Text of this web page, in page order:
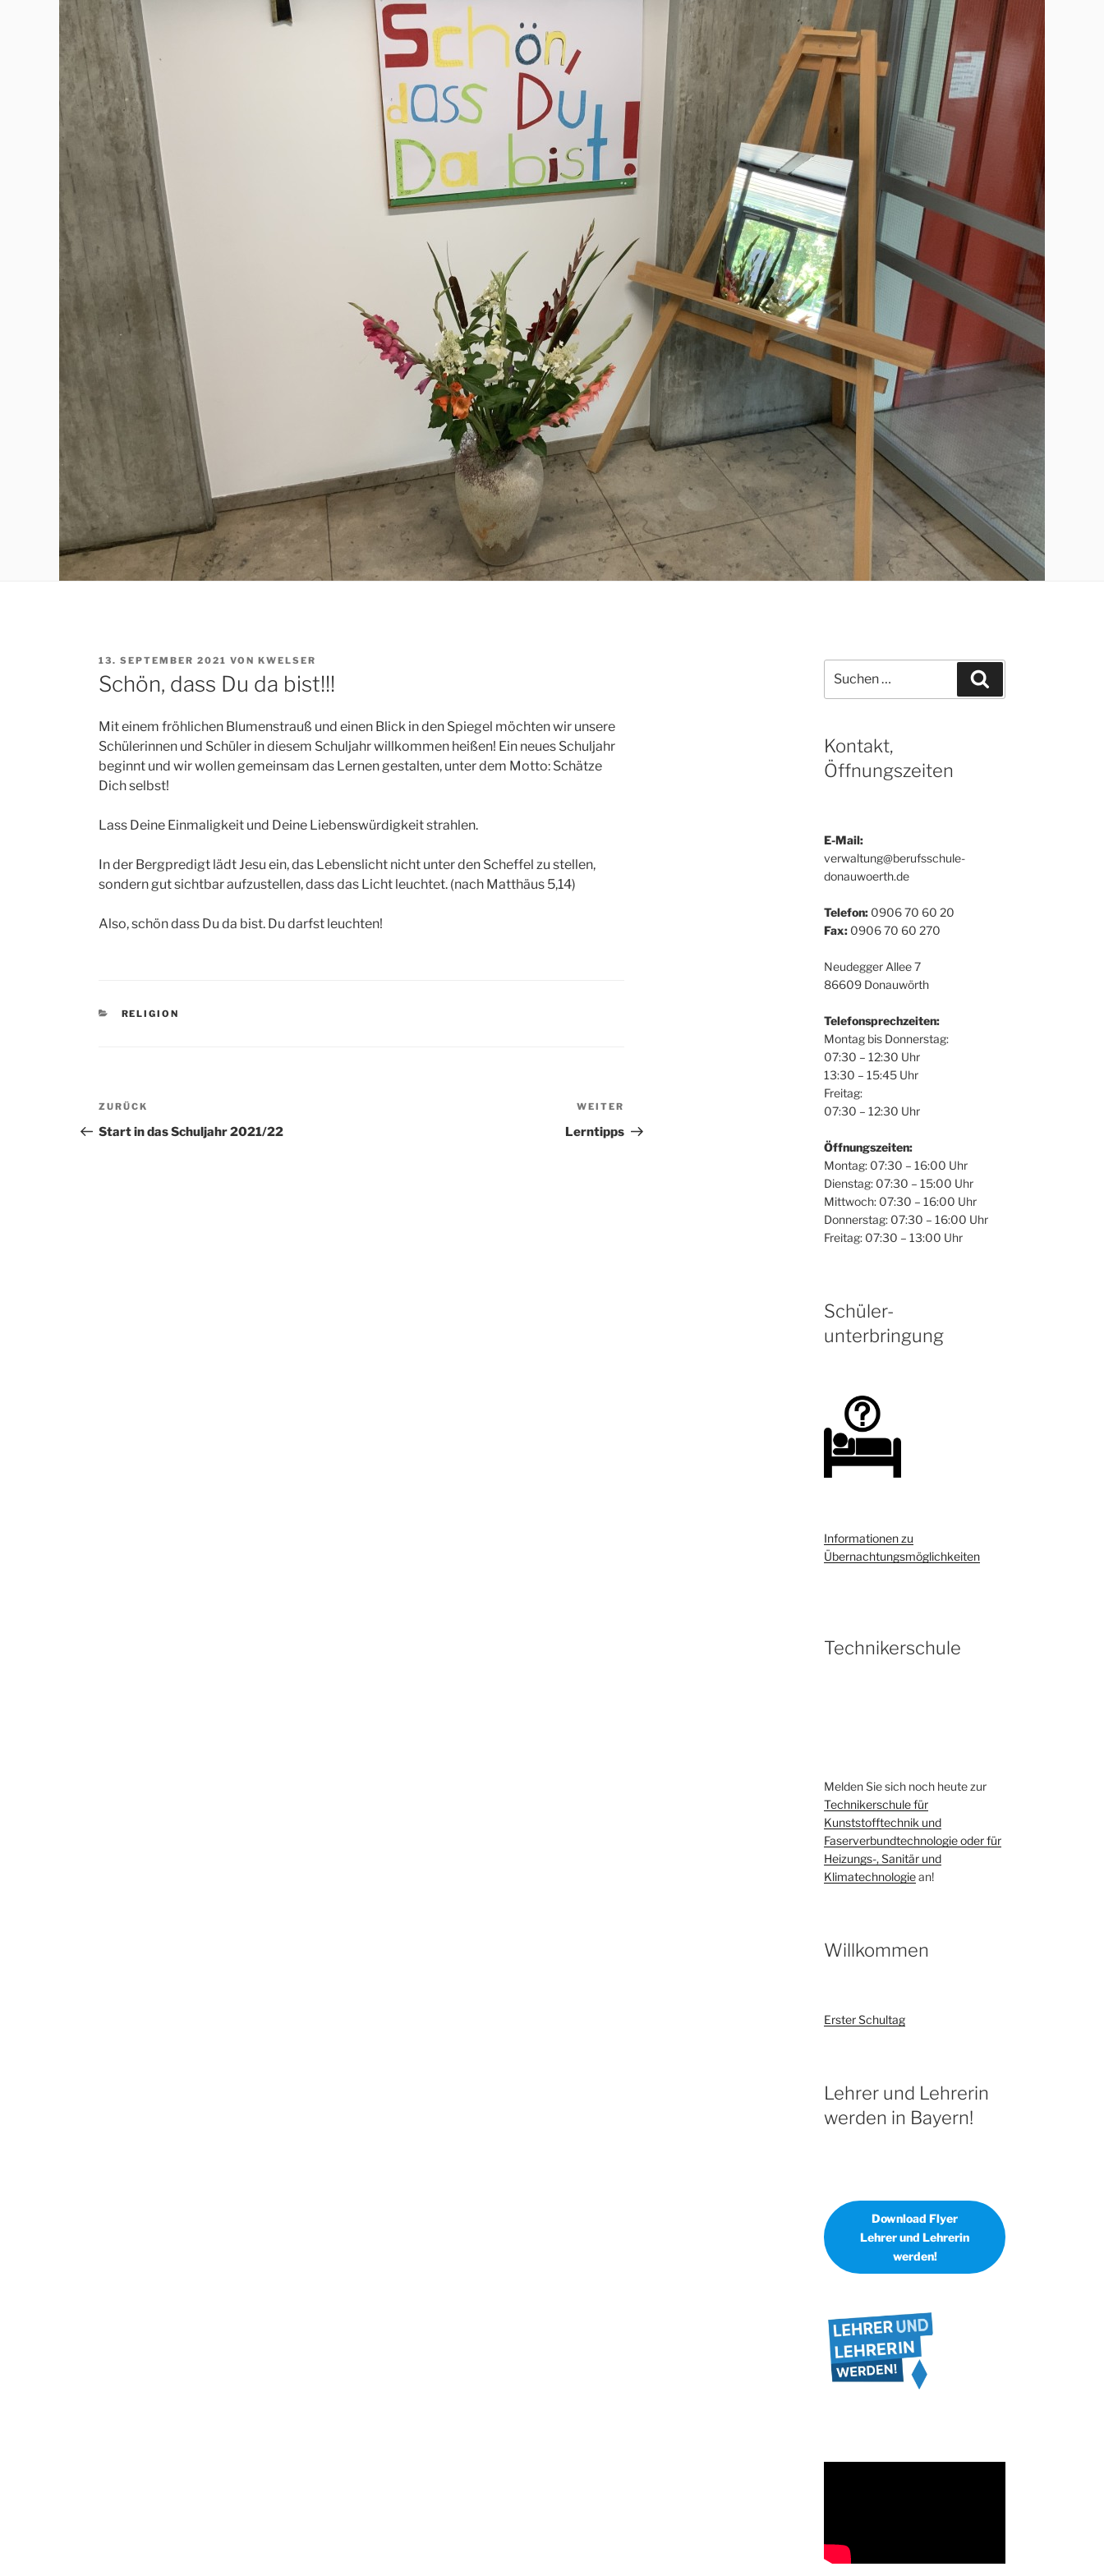
VERÖFFENTLICHT
AM
13. SEPTEMBER 2021 VON KWELSER
Schön, dass Du da bist!!!
Mit einem fröhlichen Blumenstrauß und einen Blick in den Spiegel möchten wir unsere
Schülerinnen und Schüler in diesem Schuljahr willkommen heißen! Ein neues Schuljahr
beginnt und wir wollen gemeinsam das Lernen gestalten, unter dem Motto: Schätze
Dich selbst!
Lass Deine Einmaligkeit und Deine Liebenswürdigkeit strahlen.
In der Bergpredigt lädt Jesu ein, das Lebenslicht nicht unter den Scheffel zu stellen,
sondern gut sichtbar aufzustellen, dass das Licht leuchtet. (nach Matthäus 5,14)
Also, schön dass Du da bist. Du darfst leuchten!
KATEGORIEN
RELIGION
Beitragsnavigation
Vorheriger
Beitrag
ZURÜCK
Start in das Schuljahr 2021/22
Beitrag
WEITER
Lerntipps
nach:
Kontakt,
Öffnungszeiten
E-Mail:
verwaltung@berufsschule-
donauwoerth.de
Telefon: 0906 70 60 20
Fax: 0906 70 60 270
Neudegger Allee 7
86609 Donauwörth
Telefonsprechzeiten:
Montag bis Donnerstag:
07:30 – 12:30 Uhr
13:30 – 15:45 Uhr
Freitag:
07:30 – 12:30 Uhr
Öffnungszeiten:
Montag: 07:30 – 16:00 Uhr
Dienstag: 07:30 – 15:00 Uhr
Mittwoch: 07:30 – 16:00 Uhr
Donnerstag: 07:30 – 16:00 Uhr
Freitag: 07:30 – 13:00 Uhr
Schüler-
unterbringung
Informationen zu
Übernachtungsmöglichkeiten
Technikerschule
Melden Sie sich noch heute zur
Technikerschule für
Kunststofftechnik und
Faserverbundtechnologie oder für
Heizungs-, Sanitär und
Klimatechnologiean!
Willkommen
Erster Schultag
Lehrer und Lehrerin
werden in Bayern!
Download Flyer
Lehrer und Lehrerin
werden!